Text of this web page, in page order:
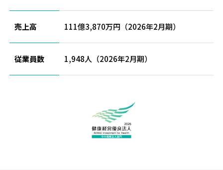
売上高 111億3,870万円（2026年2月期）
従業員数 1,948人（2026年2月期）